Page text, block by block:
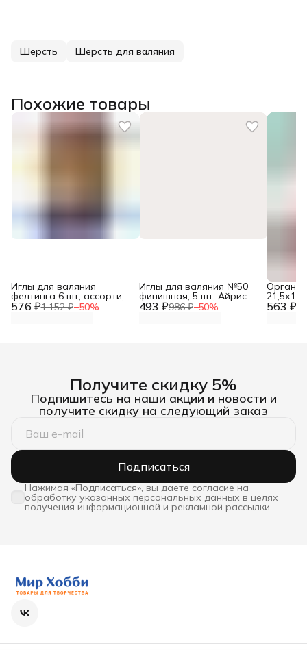
Шерсть Шерсть для валяния
Похожие товары
576 ₽1 152 ₽−50%
Иглы для валяния
фелтинга 6 шт, ассорти,
Булавка 493 ₽986 ₽−50%
Иглы для валяния №50
финишная, 5 шт, Айрис
563 ₽
Получите скидку 5%
Подпишитесь на наши акции и новости и
получите скидку на следующий заказ
Подписаться
Нажимая «Подписаться», вы даете согласие на
обработку указанных персональных данных в целях
получения информационной и рекламной рассылки